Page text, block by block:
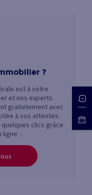
?
est à votre
et nos experts
gratuitement avec
à vos attentes.
clics grâce
ligne :